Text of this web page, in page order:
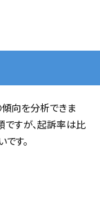
向を分析できま
すが、起訴率は比
す。